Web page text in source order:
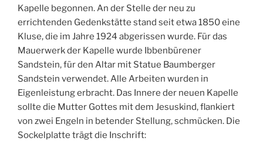
Kapelle begonnen. An der Stelle der neu zu
errichtenden Gedenkstätte stand seit etwa 1850 eine
Kluse, die im Jahre 1924 abgerissen wurde. Für das
Mauerwerk der Kapelle wurde Ibbenbürener
Sandstein, für den Altar mit Statue Baumberger
Sandstein verwendet. Alle Arbeiten wurden in
Eigenleistung erbracht. Das Innere der neuen Kapelle
sollte die Mutter Gottes mit dem Jesuskind, flankiert
von zwei Engeln in betender Stellung, schmücken. Die
Sockelplatte trägt die Inschrift: